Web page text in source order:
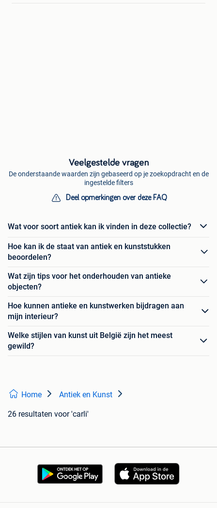
Veelgestelde vragen
De onderstaande waarden zijn gebaseerd op je zoekopdracht en de
ingestelde filters
Deel opmerkingen over deze FAQ
Wat voor soort antiek kan ik vinden in deze collectie?
Hoe kan ik de staat van antiek en kunststukken
beoordelen?
Wat zijn tips voor het onderhouden van antieke
objecten?
Hoe kunnen antieke en kunstwerken bijdragen aan
mijn interieur?
Welke stijlen van kunst uit België zijn het meest
gewild?
Home Antiek en Kunst
26 resultaten voor 'carli'